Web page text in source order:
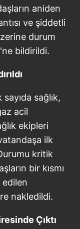
aniden
ve şiddetli
durum
bildirildi.
sağlık,
acil
ekipleri
ilk
kritik
bir kısmı
edilen
nakledildi.
Çıktı